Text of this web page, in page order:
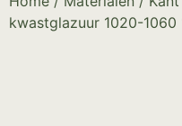
kwastglazuur 1020-